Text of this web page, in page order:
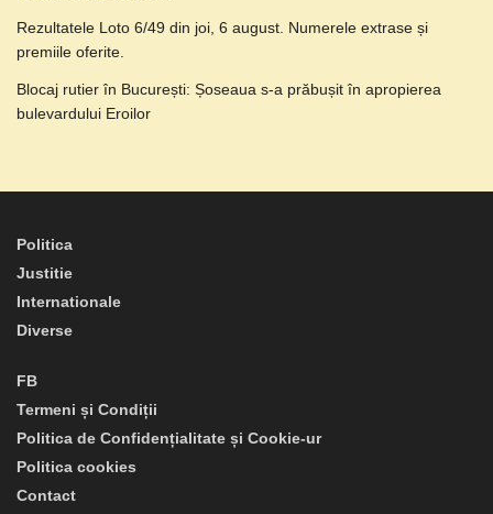
Rezultatele Loto 6/49 din joi, 6 august. Numerele extrase și
premiile oferite.
Blocaj rutier în București: Șoseaua s-a prăbușit în apropierea
bulevardului Eroilor
Politica
Justitie
Internationale
Diverse
FB
Termeni și Condiții
Politica de Confidențialitate și Cookie-ur
Politica cookies
Contact